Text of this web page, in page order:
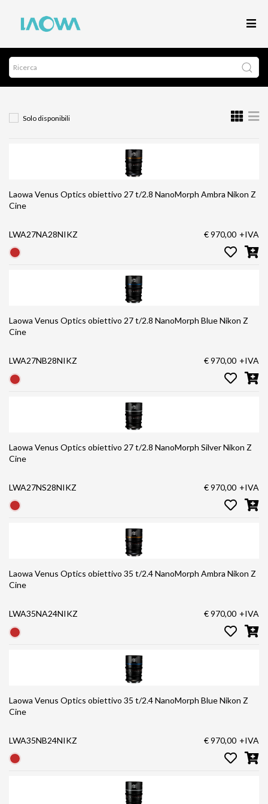
Solo disponibili
Laowa Venus Optics obiettivo 27 t/2.8 NanoMorph Ambra Nikon Z
Cine
LWA27NA28NIKZ € 970,00 +IVA
Laowa Venus Optics obiettivo 27 t/2.8 NanoMorph Blue Nikon Z
Cine
LWA27NB28NIKZ € 970,00 +IVA
Laowa Venus Optics obiettivo 27 t/2.8 NanoMorph Silver Nikon Z
Cine
LWA27NS28NIKZ € 970,00 +IVA
Laowa Venus Optics obiettivo 35 t/2.4 NanoMorph Ambra Nikon Z
Cine
LWA35NA24NIKZ € 970,00 +IVA
Laowa Venus Optics obiettivo 35 t/2.4 NanoMorph Blue Nikon Z
Cine
LWA35NB24NIKZ € 970,00 +IVA